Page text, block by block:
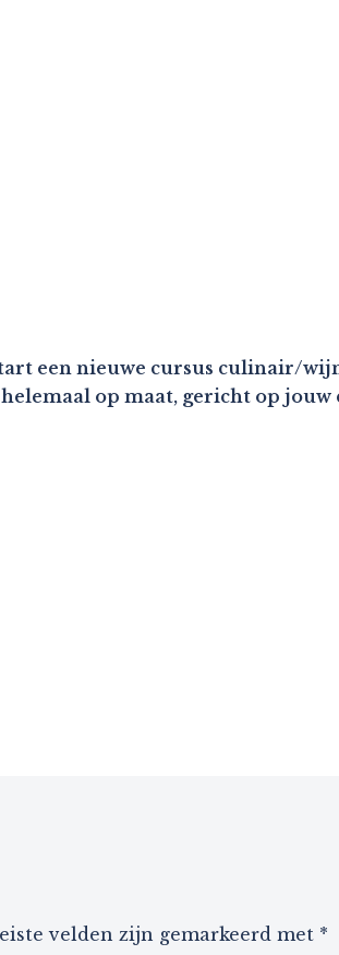
een nieuwe cursus culinair/
op maat, gericht op
velden zijn gemarkeerd met *